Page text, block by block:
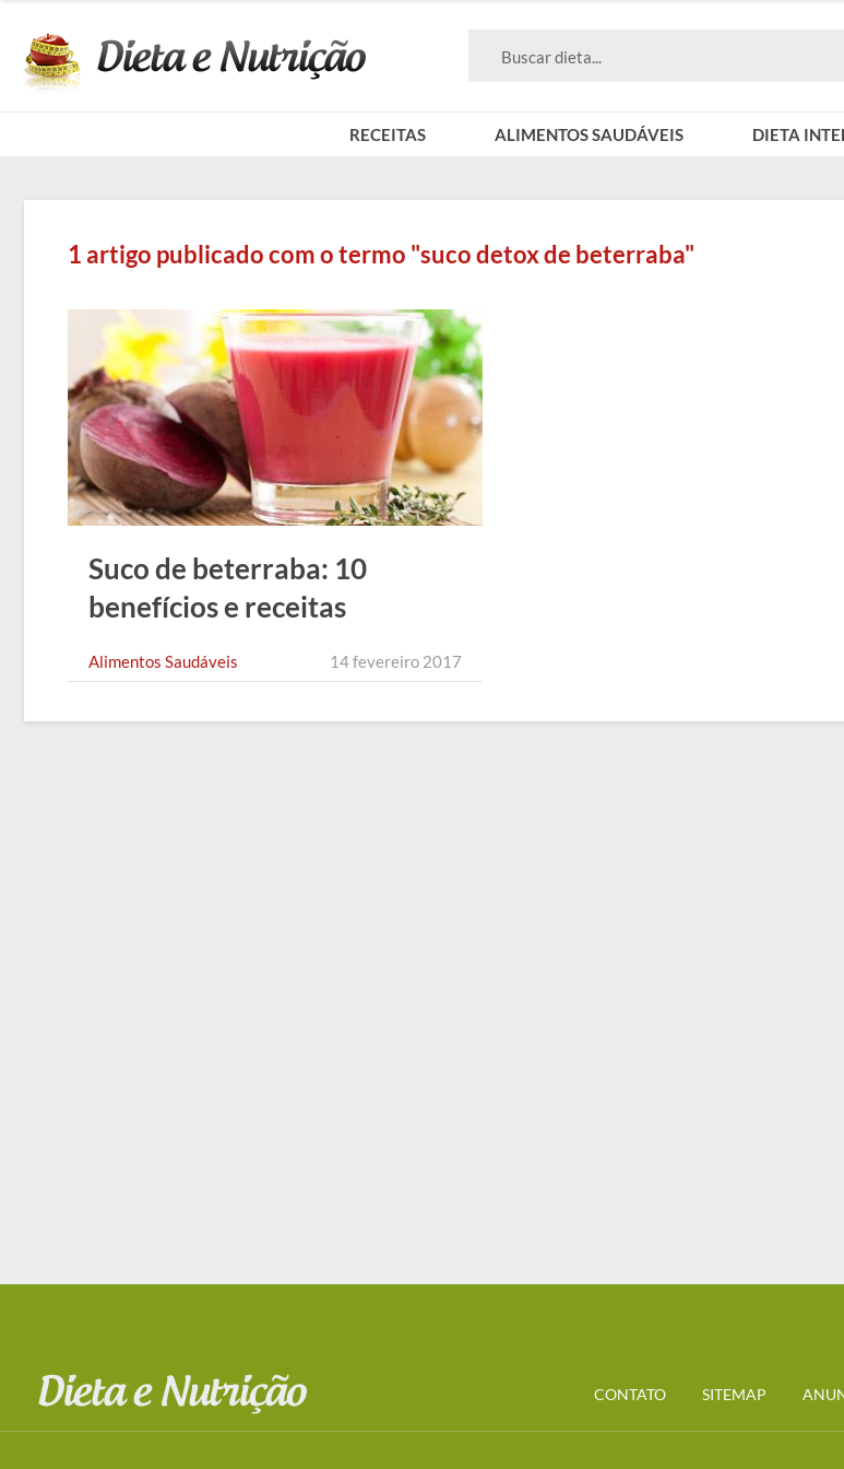
RECEITAS ALIMENTOS SAUDÁVEIS DIETA
1 artigo publicado com o termo "suco detox de beterraba"
Suco de beterraba: 10
benefícios e receitas
Alimentos Saudáveis 14 fevereiro 2017
CONTATO SITEMAP